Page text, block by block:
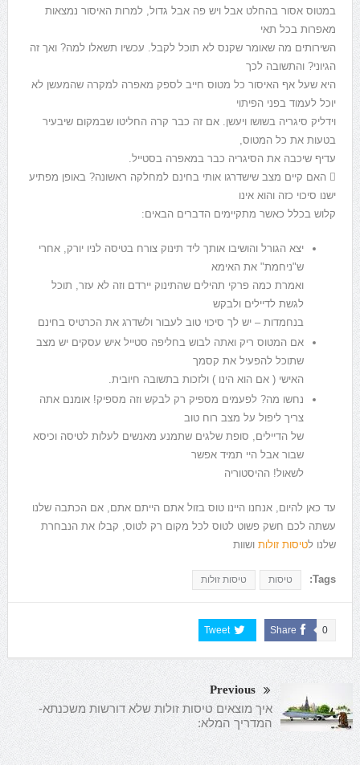
במטוס אסור בהחלט אבל ויש פה אבל גדול, למרות האיסור נמצאות
מאפרות בכל תאי
השירותים מה שאומר שקנס לא תוכל לקבל. עכשיו תשאלו למה? ואך זה
הגיוני? והתשובה לכך
היא שעל אף האיסור כל מטוס חייב לספק מאפרה למקרה שהמעשן לא
יוכל לעמוד בפני הפיתוי
וידליק סיגריה בשושו ויעשן. אם זה כבר קרה החליטו שבמקום שיבעיר
בטעות את כל המטוס,
עדיף שיכבה את הסיגריה כבר במאפרה בסטייל.
 האם קיים מצב שישדרגו אותי בחינם למחלקה ראשונה? באופן מפתיע
ישנו סיכוי כזה והוא אינו
קלוש בכלל כאשר מתקיימים הדברים הבאים:
יצא הגורל והושיבו אותך ליד תינוק צורח בטיסה לניו יורק, אחרי
ש"ניחמת" את האימא
ואמרת כמה פרקי תהילים שהתינוק יירדם וזה לא עזר, תוכל
לגשת לדיילים ולבקש
בנחמדות – יש לך סיכוי טוב לעבור ולשדרג את הכרטיס בחינם
אם המטוס ריק ואתה לבוש בחליפה סטייל איש עסקים יש מצב
שתוכל להפעיל את קסמך
האישי ( אם הוא הינו ) ולזכות בתשובה חיובית.
נחשו מה? לפעמים מספיק רק לבקש וזה מספיק! אומנם אתה
צריך ליפול על מצב רוח טוב
של הדיילים, סופת שלגים שתמנע מאנשים לעלות לטיסה וכיסא
שבור אבל היי תמיד אפשר
לשאול! ההיסטוריה
עד כאן להיום, אנחנו היינו טוס בזול אתם הייתם אתם, אם הכתבה שלנו
עשתה לכם חשק פשוט לטוס לכל מקום רק לטוס, קבלו את הנבחרת
שלנו לטיסות זולותושוות
Tags: טיסות טיסות זולות
Share 0
Tweet
Previous
איך מוצאים טיסות זולות שלא דורשות משכנתא-
המדריך המלא: